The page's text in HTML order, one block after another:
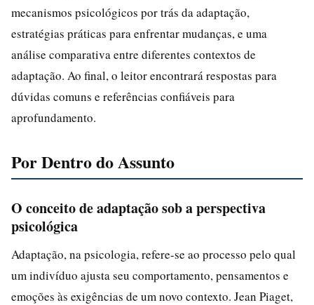
mecanismos psicológicos por trás da adaptação,
estratégias práticas para enfrentar mudanças, e uma
análise comparativa entre diferentes contextos de
adaptação. Ao final, o leitor encontrará respostas para
dúvidas comuns e referências confiáveis para
aprofundamento.
Por Dentro do Assunto
O conceito de adaptação sob a perspectiva
psicológica
Adaptação, na psicologia, refere-se ao processo pelo qual
um indivíduo ajusta seu comportamento, pensamentos e
emoções às exigências de um novo contexto. Jean Piaget,